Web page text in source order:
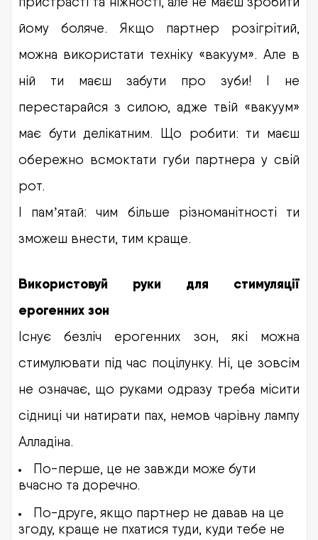
йому боляче. Якщо партнер розігрітий,
можна використати техніку «вакуум». Але в
ній ти маєш забути про зуби! І не
перестарайся з силою, адже твій «вакуум»
має бути делікатним. Що робити: ти маєш
обережно всмоктати губи партнера у свій
рот.
І памʼятай: чим більше різноманітності ти
зможеш внести, тим краще.
Використовуй руки для стимуляції
ерогенних зон
Існує безліч ерогенних зон, які можна
стимулювати під час поцілунку. Ні, це зовсім
не означає, що руками одразу треба місити
сідниці чи натирати пах, немов чарівну лампу
Алладіна.
По-перше, це не завжди може бути
вчасно та доречно.
По-друге, якщо партнер не давав на це
згоду, краще не пхатися туди, куди тебе не